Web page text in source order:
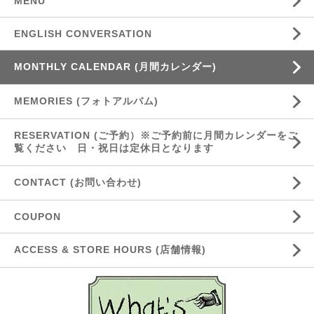
ENGLISH CONVERSATION
MONTHLY CALENDAR (月間カレンダー)
MEMORIES (フォトアルバム)
RESERVATION (ご予約）※ご予約前に月間カレンダーをご
覧ください 日・祝日は定休日となります
CONTACT (お問い合わせ)
COUPON
ACCESS & STORE HOURS (店舗情報)